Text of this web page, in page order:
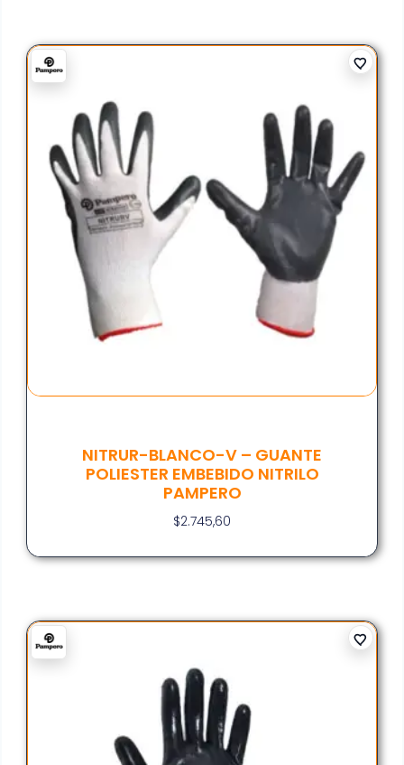
NITRUR-BLANCO-V – GUANTE
POLIESTER EMBEBIDO NITRILO
PAMPERO
$2.745,60